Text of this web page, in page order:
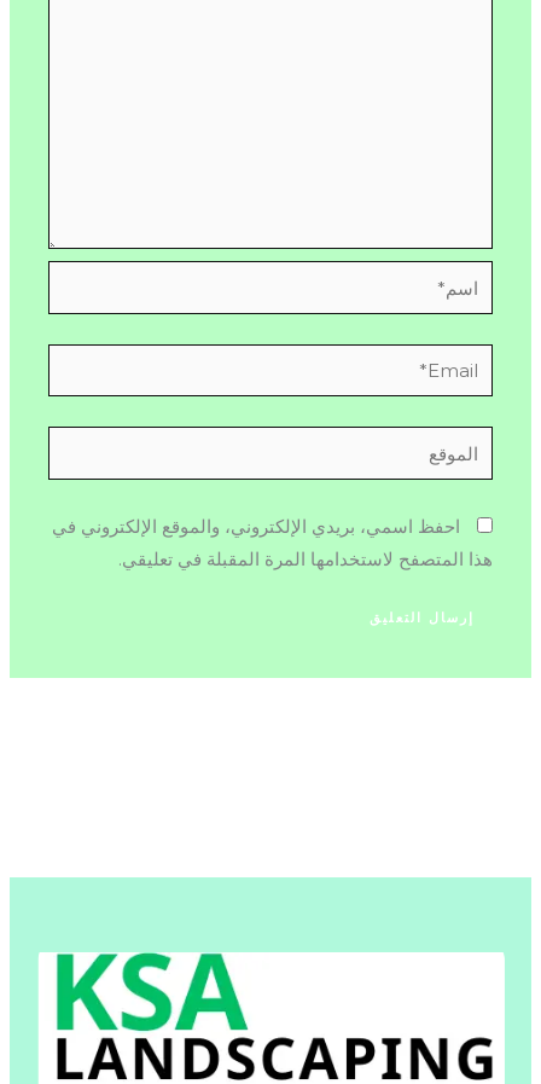
اسم*
Email*
الموقع
احفظ اسمي، بريدي الإلكتروني، والموقع الإلكتروني في
هذا المتصفح لاستخدامها المرة المقبلة في تعليقي.